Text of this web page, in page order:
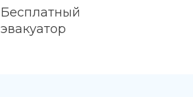
Бесплатный
эвакуатор